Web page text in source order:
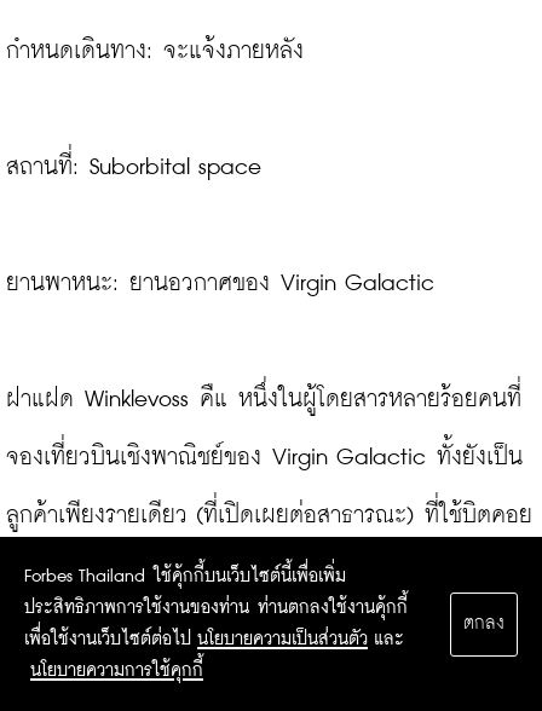
กำหนดเดินทาง: จะแจ้งภายหลัง
สถานที่: Suborbital space
ยานพาหนะ: ยานอวกาศของ Virgin Galactic
ฝาแฝด Winklevoss คืแ หนึ่งในผู้โดยสารหลายร้อยคนที่
จองเที่ยวบินเชิงพาณิชย์ของ Virgin Galactic ทั้งยังเป็น
ลูกค้าเพียงรายเดียว (ที่เปิดเผยต่อสาธารณะ) ที่ใช้บิตคอย
น์ในการเข้าซื้อตั๋วคู่หนึ่ง ซึ่งมีราคาใบละ 250,000 เหรียญ
ในเดือนมกราคม 2014 และจากราคาซื้อขายในปัจจุบัน
บิตคอยน์ที่พวกเขาใช้ไปมีมูลค่ามากกว่า 10 ล้านเหรียญ
Forbes Thailand ใช้คุ้กกี้บนเว็บไซต์นี้เพื่อเพิ่ม
ประสิทธิภาพการใช้งานของท่าน ท่านตกลงใช้งานคุ้กกี้
เพื่อใช้งานเว็บไซต์ต่อไป นโยบายความเป็นส่วนตัว และ
นโยบายความการใช้คุกกี้
ตกลง